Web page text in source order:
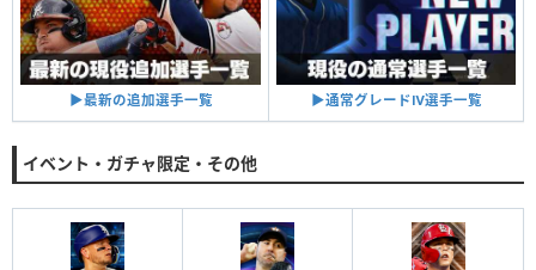
▶︎最新の追加選手一覧 ▶︎通常グレードⅣ選手一覧
イベント・ガチャ限定・その他